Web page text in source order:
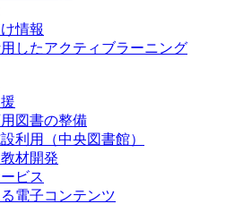
情報
したアクティブラーニング
図書の整備
利用（中央図書館）
材開発
ビス
電子コンテンツ